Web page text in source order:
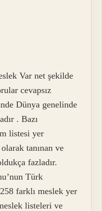
Var net şekilde
cevapsız
Dünya genelinde
. Bazı
listesi yer
tanınan ve
fazladır.
Türk
farklı meslek yer
listeleri ve